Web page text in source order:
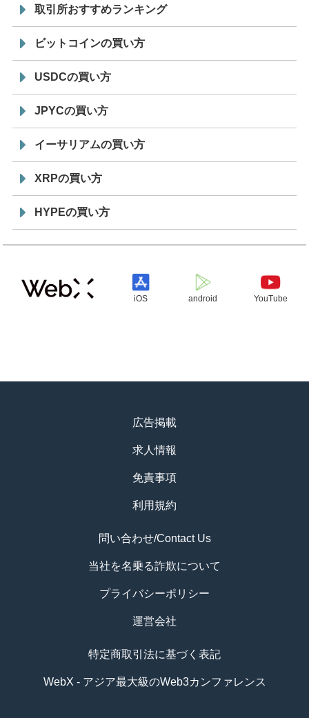
取引所おすすめランキング
ビットコインの買い方
USDCの買い方
JPYCの買い方
イーサリアムの買い方
XRPの買い方
HYPEの買い方
iOS android YouTube
広告掲載
求人情報
免責事項
利用規約
問い合わせ/Contact Us
当社を名乗る詐欺について
プライバシーポリシー
運営会社
特定商取引法に基づく表記
WebX - アジア最大級のWeb3カンファレンス